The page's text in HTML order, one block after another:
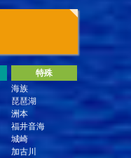
特殊
海族
琵琶湖
洲本
福井音海
城崎
加古川